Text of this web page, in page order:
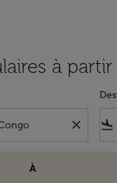
à
close flight_land
À